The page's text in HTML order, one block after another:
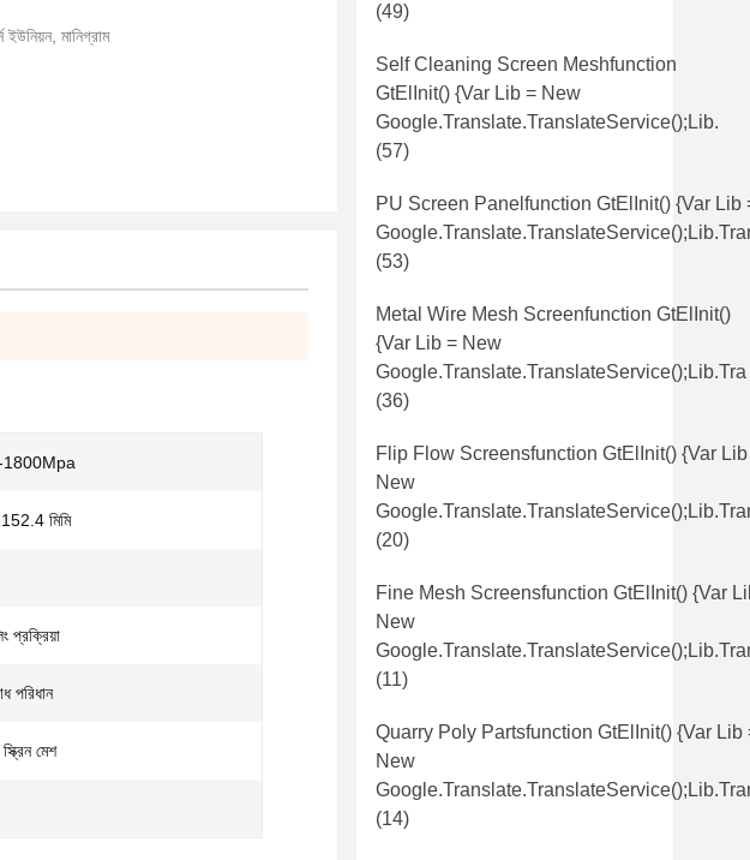
মানিগ্রাম
1800Mpa
152.4 মিমি
প্রক্রিয়া
পরিধান
মেশ
(49)
Self Cleaning Screen Meshfunction
GtElInit() {var Lib = New
Google.translate.TranslateService();lib.
(57)
PU Screen Panelfunction GtElInit() {var Lib
(53)
Metal Wire Mesh Screenfunction GtElInit()
{var Lib = New
Google.translate.TranslateService();lib.tra
(36)
Flip Flow Screensfunction GtElInit() {var
New
(20)
Fine Mesh Screensfunction GtElInit() {var
New
(11)
Quarry Poly Partsfunction GtElInit() {var Lib
New
(14)